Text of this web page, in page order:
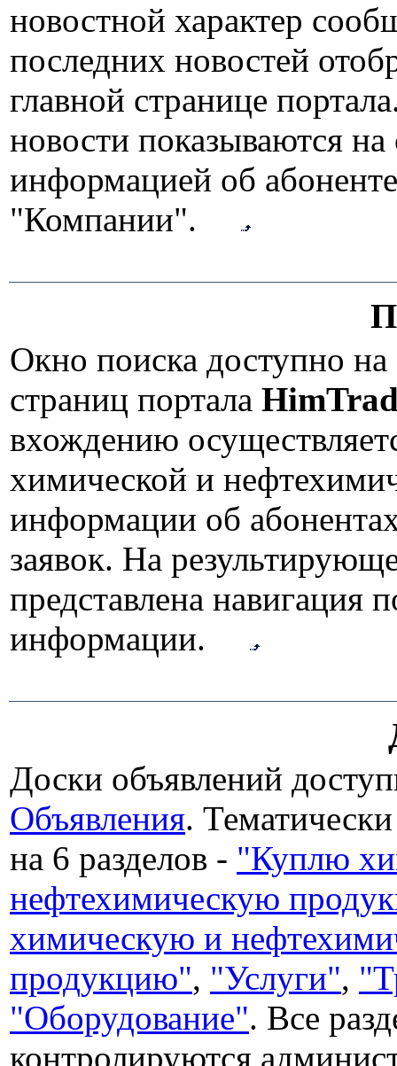
новостной характер
последних новостей
главной странице
новости показываются на
информацией об
"Компании".
Окно поиска доступно
страниц портала
вхождению
химической и
информации об
заявок. На
представлена навигация
информации.
Доски объявлений
Объявления.
на 6 разделов - "Куплю
нефтехимическую
химическую и
продукцию", "Услуги",
"Оборудование". Все
контролируются